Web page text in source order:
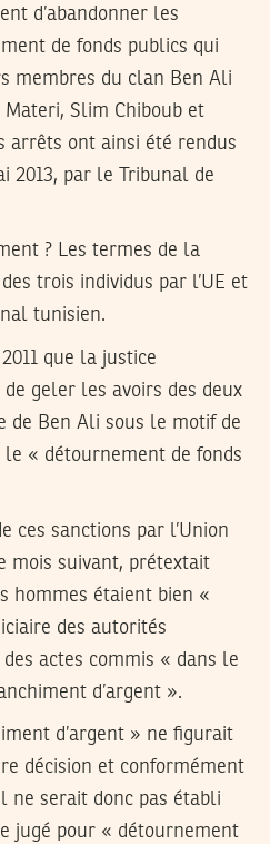
d’abandonner les
de fonds publics qui
membres du clan Ben Ali
Slim Chiboub et
arrêts ont ainsi été rendus
2013, par le Tribunal de
? Les termes de la
trois individus par l’UE et
tunisien.
que la justice
geler les avoirs des deux
de Ben Ali sous le motif de
« détournement de fonds
ces sanctions par l’Union
mois suivant, prétextait
hommes étaient bien «
des autorités
actes commis « dans le
d’argent ».
d’argent » ne figurait
décision et conformément
ne serait donc pas établi
jugé pour « détournement